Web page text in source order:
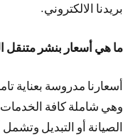
بريدنا الالكتروني.
ما هي أسعار بنشر متنقل
أسعارنا مدروسة بعناية
وهي شاملة كافة الخدمات
الصيانة أو التبديل وتشمل